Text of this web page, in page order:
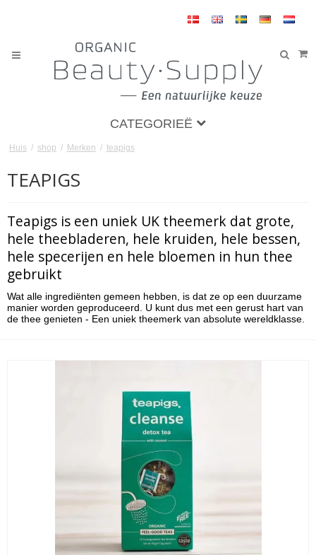
CATEGORIEË
Huis / shop / Merken / teapigs
TEAPIGS
Teapigs is een uniek UK theemerk dat grote,
hele theebladeren, hele kruiden, hele bessen,
hele specerijen en hele bloemen in hun thee
gebruikt
Wat alle ingrediënten gemeen hebben, is dat ze op een duurzame
manier worden geproduceerd. U kunt dus met een gerust hart van
de thee genieten - Een uniek theemerk van absolute wereldklasse.